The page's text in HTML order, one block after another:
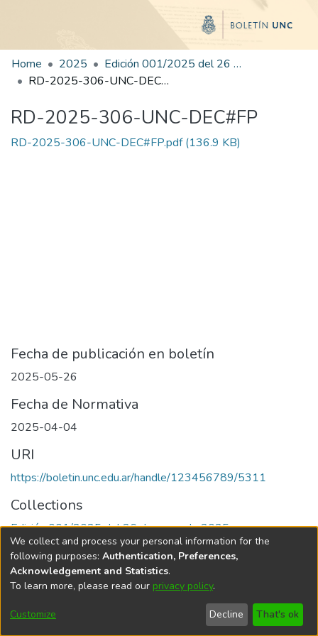
Home 2025
Edición 001/2025 del 26 de mayo de 2025
RD-2025-306-UNC-DEC#FP
RD-2025-306-UNC-DEC#FP
RD-2025-306-UNC-DEC#FP.pdf(136.9 KB)
Fecha de publicación en boletín
2025-05-26
Fecha de Normativa
2025-04-04
URI
https://boletin.unc.edu.ar/handle/123456789/5311
Collections
Edición 001/2025 del 26 de mayo de 2025
Universidad Nacional de Córdoba
We collect and process your personal information for the
following purposes: Authentication, Preferences,
Acknowledgement and Statistics.
To learn more, please read our privacy policy.
Customize Decline That's ok